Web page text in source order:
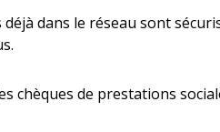
dans le réseau sont
chèques de prestations